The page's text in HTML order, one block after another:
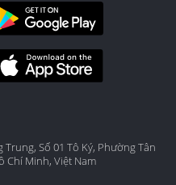
Số 01 Tô Ký, Phường Tân
Chí Minh, Việt Nam